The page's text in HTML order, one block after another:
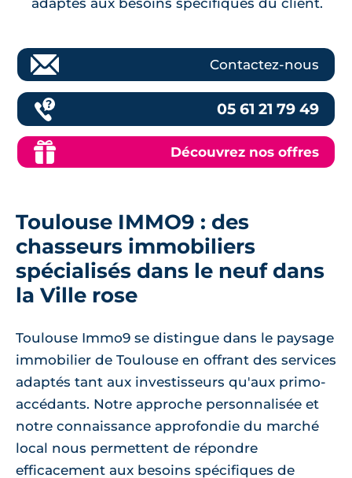
adaptés aux besoins spécifiques du client.
Contactez-nous
05 61 21 79 49
Découvrez nos offres
Toulouse IMMO9 : des
chasseurs immobiliers
spécialisés dans le neuf dans
la Ville rose
Toulouse Immo9 se distingue dans le paysage
immobilier de Toulouse en offrant des services
adaptés tant aux investisseurs qu'aux primo-
accédants. Notre approche personnalisée et
notre connaissance approfondie du marché
local nous permettent de répondre
efficacement aux besoins spécifiques de